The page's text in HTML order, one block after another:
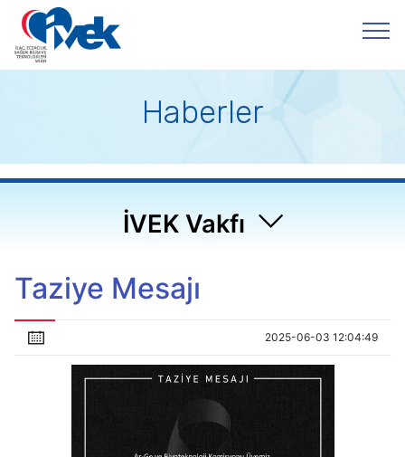
Haberler
İVEK Vakfı
Taziye Mesajı
2025-06-03 12:04:49